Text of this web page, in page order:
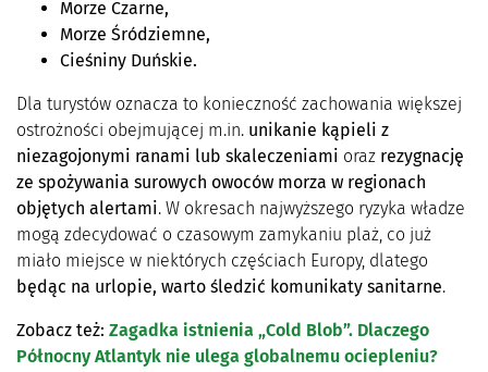
Morze Czarne,
Morze Śródziemne,
Cieśniny Duńskie.
Dla turystów oznacza to konieczność zachowania większej
ostrożności obejmującej m.in. unikanie kąpieli z
niezagojonymi ranami lub skaleczeniami oraz rezygnację
ze spożywania surowych owoców morza w regionach
objętych alertami. W okresach najwyższego ryzyka władze
mogą zdecydować o czasowym zamykaniu plaż, co już
miało miejsce w niektórych częściach Europy, dlatego
będąc na urlopie, warto śledzić komunikaty sanitarne.
Zobacz też: Zagadka istnienia „Cold Blob”. Dlaczego
Północny Atlantyk nie ulega globalnemu ociepleniu?